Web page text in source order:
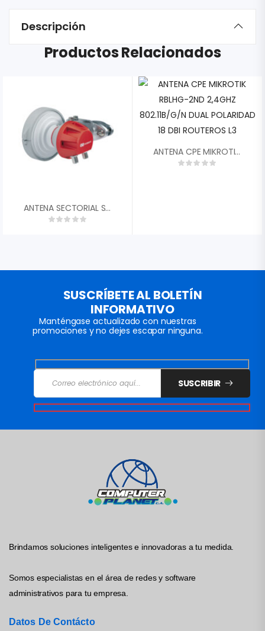
Descripción
Productos Relacionados
ANTENA SECTORIAL SIMETRICA RF ELEMENTS SHCC560 CARRIER CLASS DE 60░ 13.2 DBI 5180-6100 MHZ 2X N FEMALE CONECTORIZADA PARA AMBIENTES DE ALTO RUIDO
ANTENA CPE MIKROTIK RBLHG-2ND 2,4GHZ 802.11B/G/N DUAL POLARIDAD 18 DBI ROUTEROS L3
SUSCRÍBETE AL BOLETÍN
INFORMATIVO
Manténgase actualizado con nuestras
promociones y no dejes escapar ninguna.
SUSCRIBIR
Brindamos soluciones inteligentes e innovadoras a tu medida.
Somos especialistas en el área de redes y software
administrativos para tu empresa.
Datos De Contácto